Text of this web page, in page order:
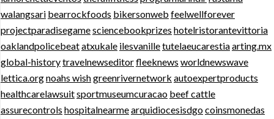
walangsari bearrockfoods bikersonweb feelwellforever
projectparadisegamesciencebookprizes hotelristorantevittoria
oaklandpolicebeatatxukale ilesvanilletutelaeucarestiaarting.mx
global-historytravelnewseditorfleeknews worldnewswave
lettica.orgnoahs wishgreenrivernetwork autoexpertproducts
healthcarelawsuitsportmuseumcuracao beef cattle
assurecontrols hospitalnearmearquidiocesisdgocoinsmonedas